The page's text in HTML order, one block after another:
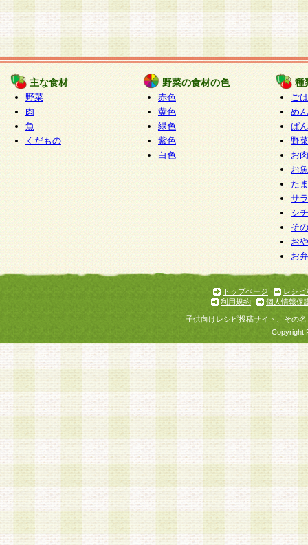
主な食材
野菜
肉
魚
くだもの
野菜の食材の色
赤色
黄色
緑色
紫色
白色
種
ご
めん
ぱん
野
お
お
た
サ
シ
そ
お
お
トップページ
レシピ
利用規約
個人情報保
子供向けレシピ投稿サイト、その
Copyright